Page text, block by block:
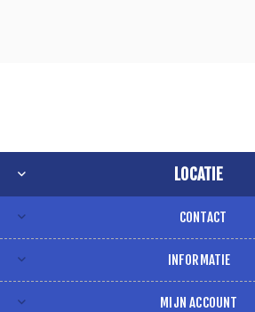
LOCATIE
CONTACT
INFORMATIE
MIJN ACCOUNT